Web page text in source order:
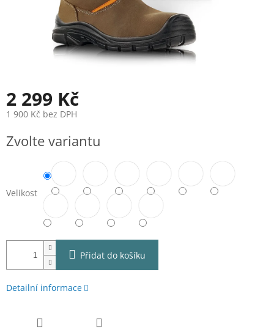
2 299 Kč
1 900 Kč bez DPH
cena:
Zvolte variantu
Velikost
Přidat do košíku
Detailní informace